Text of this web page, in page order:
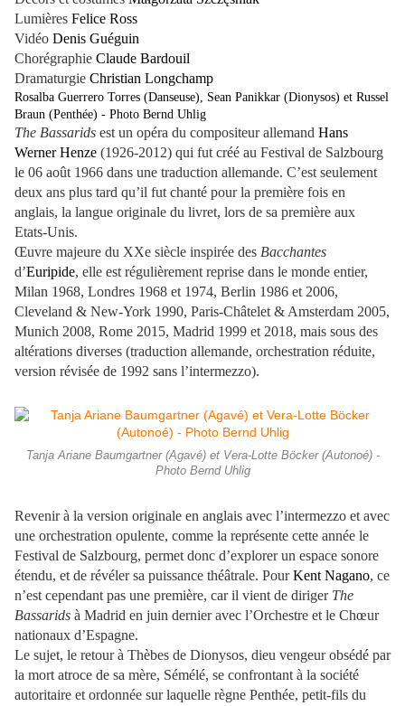
Lumières Felice Ross
Vidéo Denis Guéguin
Chorégraphie Claude Bardouil
Dramaturgie Christian Longchamp
Rosalba Guerrero Torres (Danseuse), Sean Panikkar (Dionysos) et Russel
Braun (Penthée) - Photo Bernd Uhlig
The Bassarids est un opéra du compositeur allemand Hans
Werner Henze (1926-2012) qui fut créé au Festival de Salzbourg
le 06 août 1966 dans une traduction allemande. C’est seulement
deux ans plus tard qu’il fut chanté pour la première fois en
anglais, la langue originale du livret, lors de sa première aux
Etats-Unis.
Œuvre majeure du XXe siècle inspirée des Bacchantes
d’Euripide, elle est régulièrement reprise dans le monde entier,
Milan 1968, Londres 1968 et 1974, Berlin 1986 et 2006,
Cleveland & New-York 1990, Paris-Châtelet & Amsterdam 2005,
Munich 2008, Rome 2015, Madrid 1999 et 2018, mais sous des
altérations diverses (traduction allemande, orchestration réduite,
version révisée de 1992 sans l’intermezzo).
Tanja Ariane Baumgartner (Agavé) et Vera-Lotte Böcker (Autonoé) -
Photo Bernd Uhlig
Revenir à la version originale en anglais avec l’intermezzo et avec
une orchestration opulente, comme la représente cette année le
Festival de Salzbourg, permet donc d’explorer un espace sonore
étendu, et de révéler sa puissance théâtrale. PourKent Nagano, ce
n’est cependant pas une première, car il vient de diriger The
Bassarids à Madrid en juin dernier avec l’Orchestre et le Chœur
nationaux d’Espagne.
Le sujet, le retour à Thèbes de Dionysos, dieu vengeur obsédé par
la mort atroce de sa mère, Sémélé, se confrontant à la société
autoritaire et ordonnée sur laquelle règne Penthée, petit-fils du